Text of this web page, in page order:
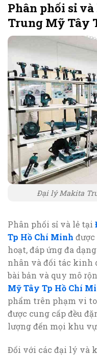
Phân phối sỉ
Trung Mỹ Tây
Đại lý Makita
Phân phối sỉ và lẻ tại
Tp Hồ Chí Minh
hoạt, đáp ứng đa
nhân và đối tác kinh
bài bản và quy mô
Mỹ Tây Tp Hồ Chí
phẩm trên phạm vi
được cung cấp đều
lượng đến mọi khu
Đối với các đại lý và